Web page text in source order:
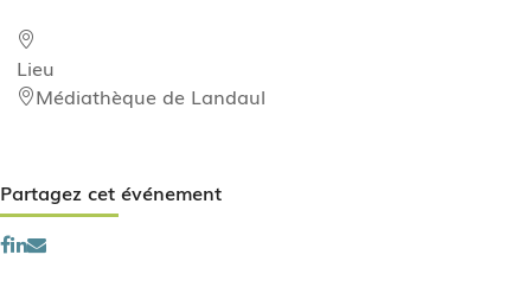
Lieu
Médiathèque de Landaul
Partagez cet événement